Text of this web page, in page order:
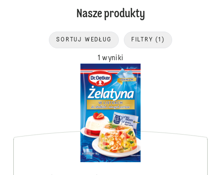
Nasze produkty
1 wyniki
SORTUJ WEDŁUG FILTRY (1)